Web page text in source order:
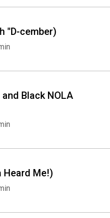
"D-cember)
Black NOLA
Heard Me!)